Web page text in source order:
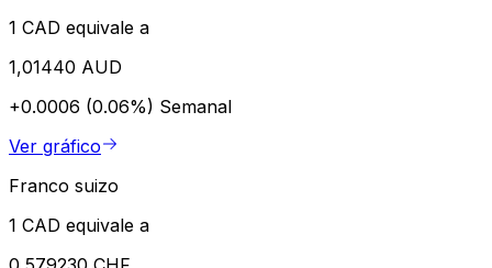
1 CAD equivale a
1,01440 AUD
+0.0006 (0.06%) Semanal
Ver gráfico
Franco suizo
1 CAD equivale a